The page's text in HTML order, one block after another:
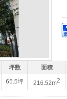
坪数 面積
65.5坪 216.52m2